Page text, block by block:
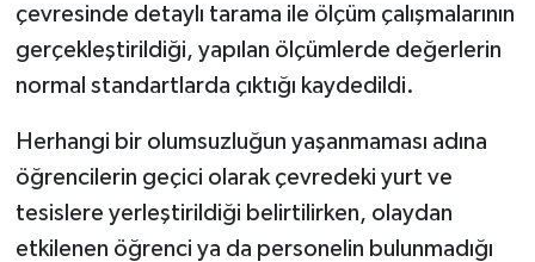
çevresinde detaylı tarama ile ölçüm çalışmalarının
gerçekleştirildiği, yapılan ölçümlerde değerlerin
normal standartlarda çıktığı kaydedildi.
Herhangi bir olumsuzluğun yaşanmaması adına
öğrencilerin geçici olarak çevredeki yurt ve
tesislere yerleştirildiği belirtilirken, olaydan
etkilenen öğrenci ya da personelin bulunmadığı